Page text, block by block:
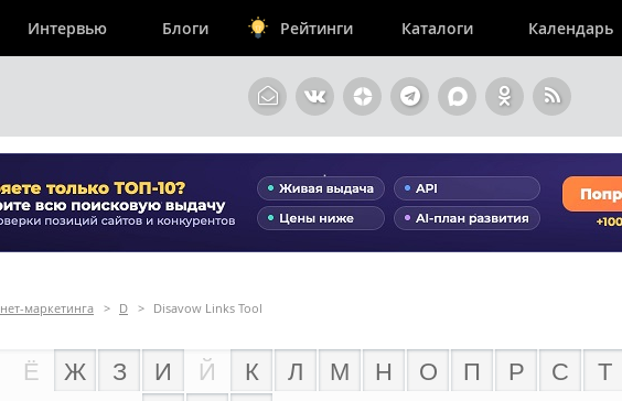
Интервью Блоги Рейтинги Каталоги Календарь
маркетинга > D > Disavow Links Tool
Ё Ж З И Й К Л М Н О П Р С
Т